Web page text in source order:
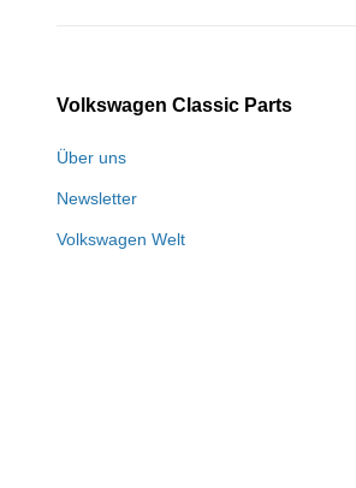
Volkswagen Classic Parts
Über uns
Newsletter
Volkswagen Welt